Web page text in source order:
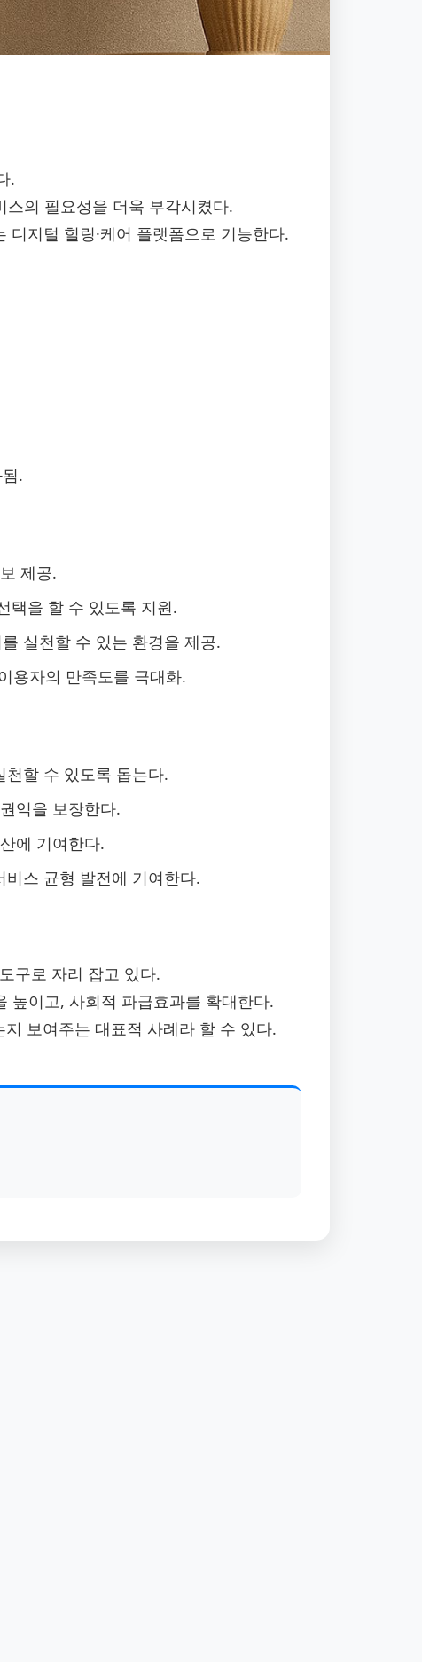
.
의 필요성을 더욱 부각시켰다.
지털 힐링·케어 플랫폼으로 기능한다.
.
제공.
택을 할 수 있도록 지원.
실천할 수 있는 환경을 제공.
용자의 만족도를 극대화.
할 수 있도록 돕는다.
익을 보장한다.
에 기여한다.
스 균형 발전에 기여한다.
구로 자리 잡고 있다.
높이고, 사회적 파급효과를 확대한다.
보여주는 대표적 사례라 할 수 있다.